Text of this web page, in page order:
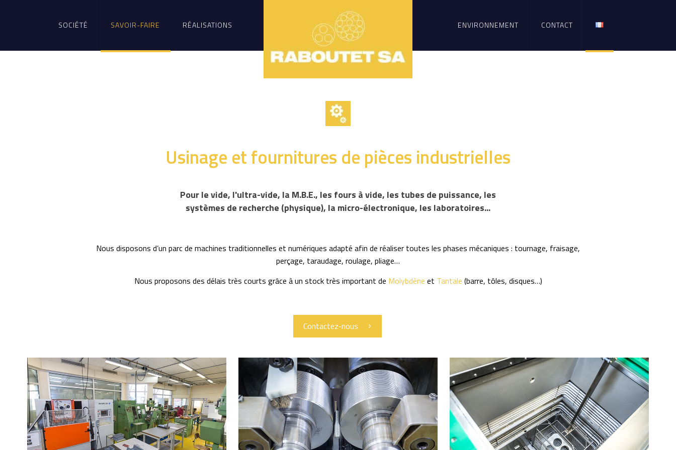
SOCIÉTÉ SAVOIR-FAIRE RÉALISATIONS ENVIRONNEMENT CONTACT
Usinage et fournitures de pièces industrielles
Pour le vide, l'ultra-vide, la M.B.E., les fours à vide, les tubes de puissance, les
systèmes de recherche (physique), la micro-électronique, les laboratoires...
Nous disposons d’un parc de machines traditionnelles et numériques adapté afin de réaliser toutes les phases mécaniques : tournage, fraisage,
perçage, taraudage, roulage, pliage…
Nous proposons des délais très courts grâce à un stock très important de Molybdène et Tantale (barre, tôles, disques…)
Contactez-nous